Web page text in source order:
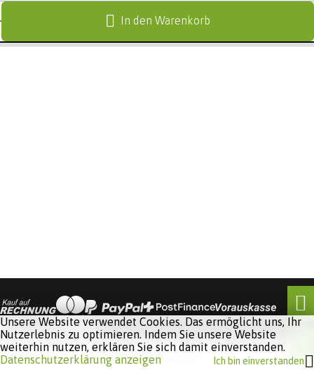
In den Warenkorb
Software:
Unsere Website verwendet Cookies. Das ermöglicht uns, Ihr
Nutzerlebnis zu optimieren. Indem Sie unsere Website
weiterhin nutzen, erklären Sie sich damit einverstanden.
Datenschutzerklärung anzeigen
Ich bin einverstanden